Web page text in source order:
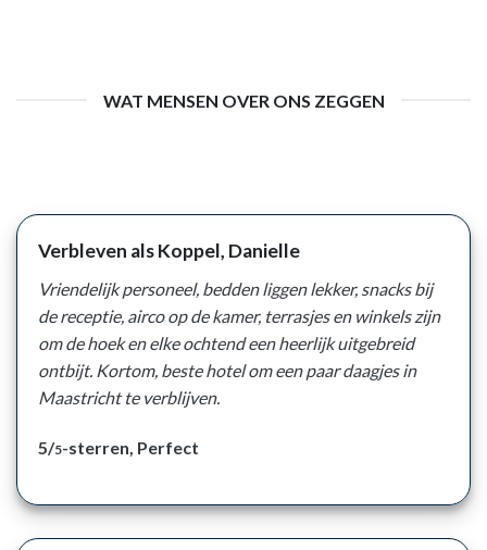
WAT MENSEN OVER ONS ZEGGEN
Verbleven als Koppel, Danielle
Vriendelijk personeel, bedden liggen lekker, snacks bij
de receptie, airco op de kamer, terrasjes en winkels zijn
om de hoek en elke ochtend een heerlijk uitgebreid
ontbijt. Kortom, beste hotel om een paar daagjes in
Maastricht te verblijven.
5/5-sterren, Perfect